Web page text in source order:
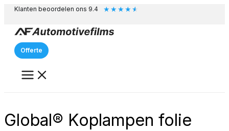
inhoud
Klanten beoordelen ons 9.4 ★★★★★
Offerte
Global® Koplampen folie